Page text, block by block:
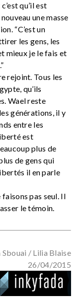
qu’il est
une masse
“C’est un
les gens, les
mieux je le fais et
rejoint. Tous les
qu’ils
Wael reste
générations, il y
entre les
est
plus de
de gens qui
il en parle
faisons pas seul. Il
le témoin.
Sbouai / Lilia Blaise
26/04/2015